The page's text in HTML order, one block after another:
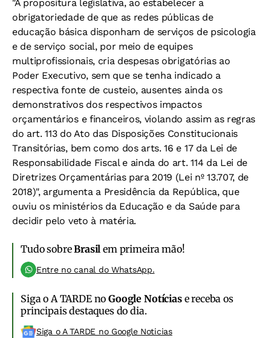
"A propositura legislativa, ao estabelecer a
obrigatoriedade de que as redes públicas de
educação básica disponham de serviços de psicologia
e de serviço social, por meio de equipes
multiprofissionais, cria despesas obrigatórias ao
Poder Executivo, sem que se tenha indicado a
respectiva fonte de custeio, ausentes ainda os
demonstrativos dos respectivos impactos
orçamentários e financeiros, violando assim as regras
do art. 113 do Ato das Disposições Constitucionais
Transitórias, bem como dos arts. 16 e 17 da Lei de
Responsabilidade Fiscal e ainda do art. 114 da Lei de
Diretrizes Orçamentárias para 2019 (Lei nº 13.707, de
2018)", argumenta a Presidência da República, que
ouviu os ministérios da Educação e da Saúde para
decidir pelo veto à matéria.
Tudo sobreBrasil em primeira mão!
Entre no canal do WhatsApp.
Siga o A TARDE noGoogle Notíciase receba os
principais destaques do dia.
Siga o A TARDE no Google Noticias